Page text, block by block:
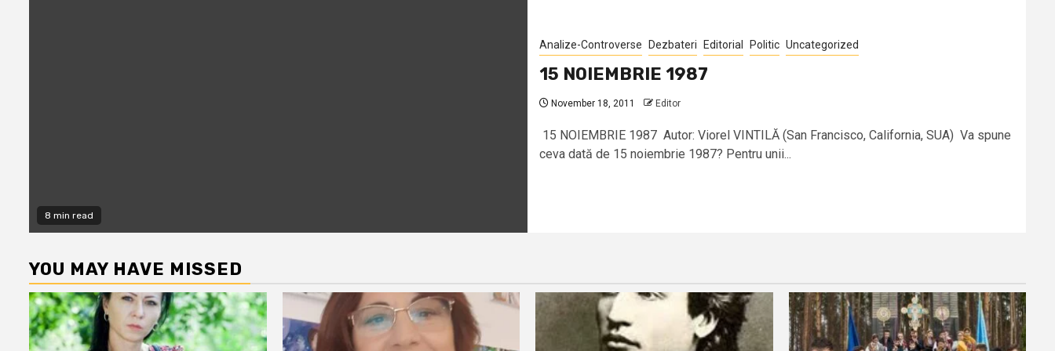
8 min read
Analize-Controverse Dezbateri Editorial Politic Uncategorized
15 NOIEMBRIE 1987
November 18, 2011 Editor
15 NOIEMBRIE 1987 Autor: Viorel VINTILĂ (San Francisco, California, SUA) Va spune
ceva dată de 15 noiembrie 1987? Pentru unii...
YOU MAY HAVE MISSED